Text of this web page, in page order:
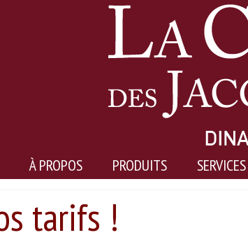
À PROPOS PRODUITS SERVICES
tarifs !